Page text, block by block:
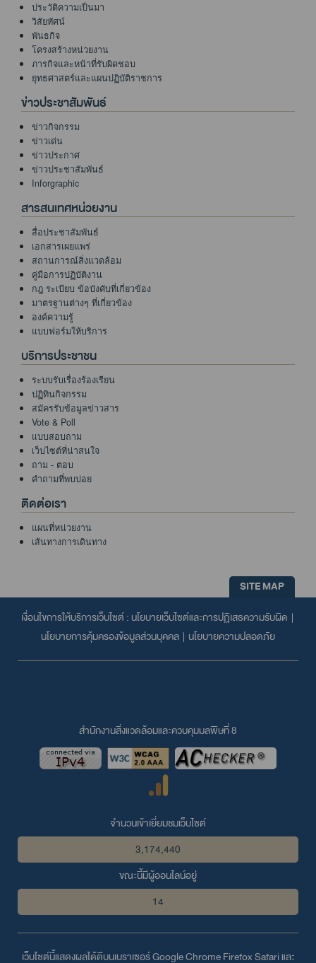
ประวัติความเป็นมา
วิสัยทัศน์
พันธกิจ
โครงสร้างหน่วยงาน
ภารกิจและหน้าที่รับผิดชอบ
ยุทธศาสตร์และแผนปฏิบัติราชการ
ข่าวประชาสัมพันธ์
ข่าวกิจกรรม
ข่าวเด่น
ข่าวประกาศ
ข่าวประชาสัมพันธ์
Inforgraphic
สารสนเทศหน่วยงาน
สื่อประชาสัมพันธ์
เอกสารเผยแพร่
สถานการณ์สิ่งแวดล้อม
คู่มือการปฏิบัติงาน
กฎ ระเบียบ ข้อบังคับที่เกี่ยวข้อง
มาตรฐานต่างๆ ที่เกี่ยวข้อง
องค์ความรู้
แบบฟอร์มให้บริการ
บริการประชาชน
ระบบรับเรื่องร้องเรียน
ปฏิทินกิจกรรม
สมัครรับข้อมูลข่าวสาร
Vote & Poll
แบบสอบถาม
เว็บไซต์ที่น่าสนใจ
ถาม - ตอบ
คำถามที่พบบ่อย
ติดต่อเรา
แผนที่หน่วยงาน
เส้นทางการเดินทาง
SITE MAP
เงื่อนไขการให้บริการเว็บไซต์ : นโยบายเว็บไซต์และการปฏิเสธความรับผิด |
นโยบายการคุ้มครองข้อมูลส่วนบุคคล | นโยบายความปลอดภัย
สำนักงานสิ่งแวดล้อมและควบคุมมลพิษที่ 8
จำนวนเข้าเยี่ยมชมเว็บไซต์
3,174,440
ขณะนี้มีผู้ออนไลน์อยู่
14
เว็บไซต์นี้แสดงผลได้ดีบนเบราเซอร์Google ChromeFirefoxSafariและ